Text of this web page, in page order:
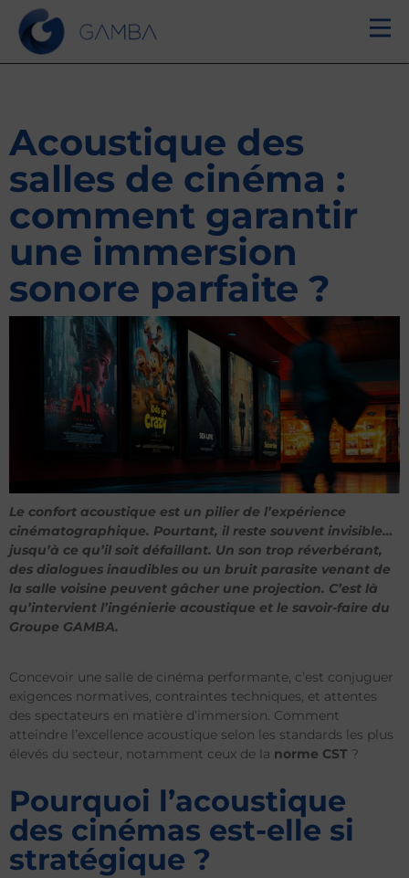
Acoustique des
salles de cinéma :
comment garantir
une immersion
sonore parfaite ?
Le confort acoustique est un pilier de l’expérience
cinématographique. Pourtant, il reste souvent invisible…
jusqu’à ce qu’il soit défaillant. Un son trop réverbérant,
des dialogues inaudibles ou un bruit parasite venant de
la salle voisine peuvent gâcher une projection. C’est là
qu’intervient l’ingénierie acoustique et le savoir-faire du
Groupe GAMBA.
Concevoir une salle de cinéma performante, c’est conjuguer
exigences normatives, contraintes techniques, et attentes
des spectateurs en matière d’immersion. Comment
atteindre l’excellence acoustique selon les standards les plus
élevés du secteur, notamment ceux de la norme CST ?
Pourquoi l’acoustique
des cinémas est-elle si
stratégique ?